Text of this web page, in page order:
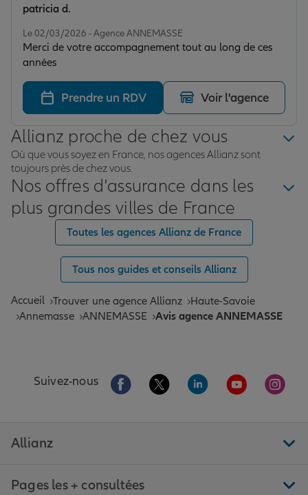
Le 02/03/2026 - Agence ANNEMASSE
Merci de votre accompagnement tout au long de ces
années
patricia d.
Prendre un RDV Voir l'agence
Allianz proche de chez vous
Où que vous soyez en France, nos agences Allianz sont
toujours près de chez vous.
Nos offres d'assurance dans les
plus grandes villes de France
Toutes les agences Allianz de France
Tous nos guides et conseils Allianz
Accueil Trouver une agence Allianz
Haute-Savoie
Annemasse ANNEMASSE Avis agence ANNEMASSE
Suivez-nous Aller sur la page Facebook de Allianz
Aller sur la page Twitter de
Aller sur la page
Aller sur la
Aller
Allianz
Pages les + consultées